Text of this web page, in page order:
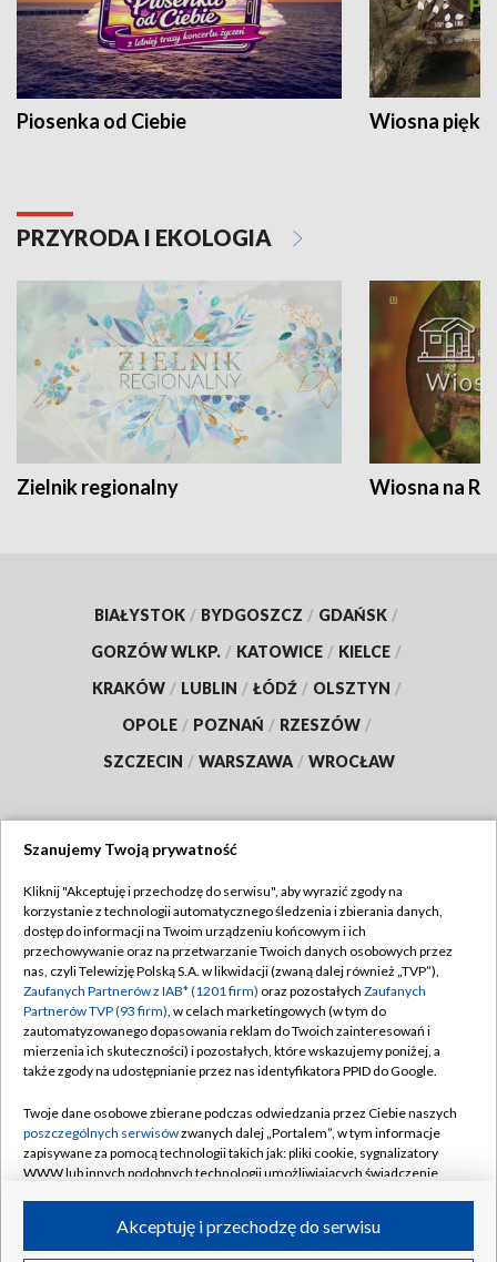
Piosenka od Ciebie Wiosna
PRZYRODA I EKOLOGIA
Zielnik regionalny Wiosna na
BIAŁYSTOK / BYDGOSZCZ / GDAŃSK /
GORZÓW WLKP. / KATOWICE / KIELCE /
KRAKÓW / LUBLIN / ŁÓDŹ / OLSZTYN /
OPOLE / POZNAŃ / RZESZÓW /
SZCZECIN / WARSZAWA / WROCŁAW
TVP
Abonament TVP
Emisja w TVP
Centrum informacji TVP
Naziemna Telewizja Cyfrowa
Rada Programowa
System NOS
Informacje o nadawcy
Program dla prasy
Regulamin TVP
Polityka prywatności
Moje zgody
Pomoc
Kontakt
Kanały
Szanujemy Twoją prywatność
Kliknij "Akceptuję i przechodzę do serwisu", aby wyrazić zgody na
korzystanie z technologii automatycznego śledzenia i zbierania danych,
dostęp do informacji na Twoim urządzeniu końcowym i ich
przechowywanie oraz na przetwarzanie Twoich danych osobowych przez
nas, czyli Telewizję Polską S.A. w likwidacji (zwaną dalej również „TVP”),
Zaufanych Partnerów z IAB* (1201 firm) oraz pozostałych Zaufanych
Partnerów TVP (93 firm), w celach marketingowych (w tym do
zautomatyzowanego dopasowania reklam do Twoich zainteresowań i
mierzenia ich skuteczności) i pozostałych, które wskazujemy poniżej, a
także zgody na udostępnianie przez nas identyfikatora PPID do Google.
Twoje dane osobowe zbierane podczas odwiedzania przez Ciebie naszych
poszczególnych serwisówzwanych dalej „Portalem”, w tym informacje
zapisywane za pomocą technologii takich jak: pliki cookie, sygnalizatory
WWW lub innych podobnych technologii umożliwiających świadczenie
ruchu w Internecie.Akceptuję i przechodzę do serwisu